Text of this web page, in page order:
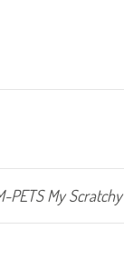
PETS My